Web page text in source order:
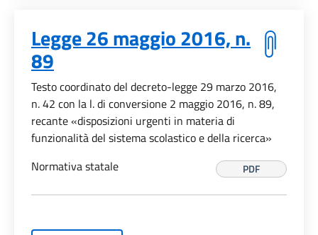
Legge 26 maggio 2016, n.
89
Testo coordinato del decreto-legge 29 marzo 2016,
n. 42 con la l. di conversione 2 maggio 2016, n. 89,
recante «disposizioni urgenti in materia di
funzionalità del sistema scolastico e della ricerca»
Normativa statale
PDF